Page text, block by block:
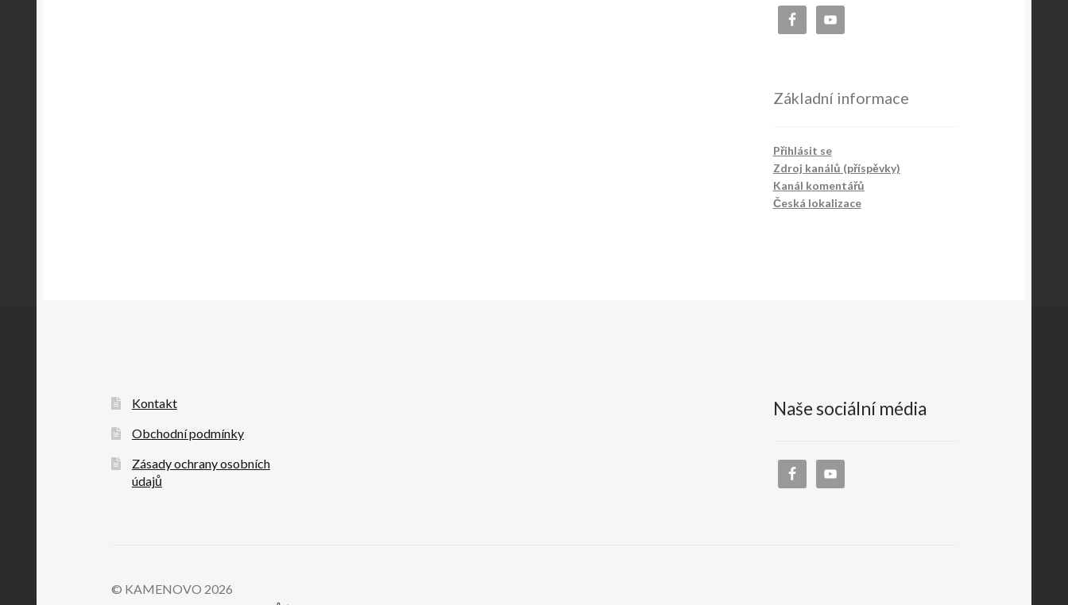
Základní informace
Přihlásit se
Zdroj kanálů (příspěvky)
Kanál komentářů
Česká lokalizace
Kontakt
Obchodní podmínky
Zásady ochrany osobních
údajů
Naše sociální média
© KAMENOVO 2026